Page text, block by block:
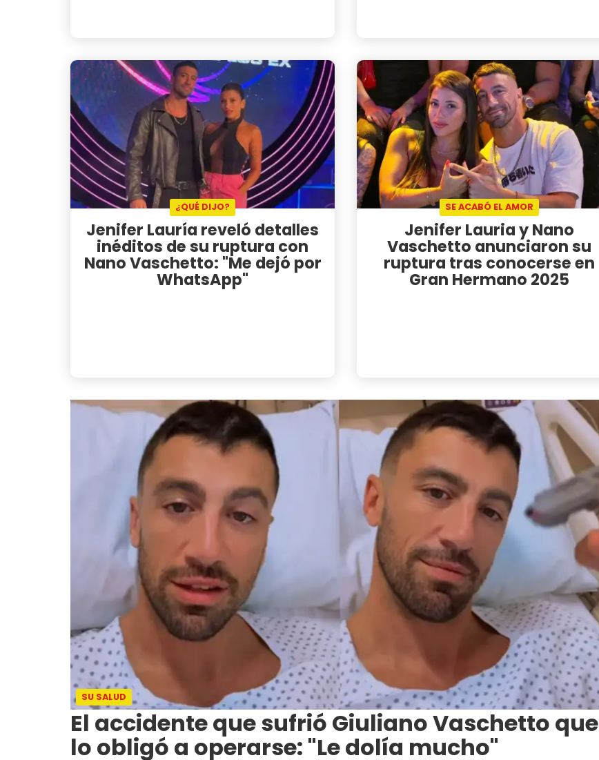
¿QUÉ DIJO?
Jenifer Lauría reveló detalles
inéditos de su ruptura con
Nano Vaschetto: "Me dejó por
WhatsApp"
SE ACABÓ EL AMOR
Jenifer Lauria y Nano
Vaschetto anunciaron su
ruptura tras conocerse en
Gran Hermano 2025
SU SALUD
El accidente que sufrió Giuliano Vaschetto que
lo obligó a operarse: "Le dolía mucho"